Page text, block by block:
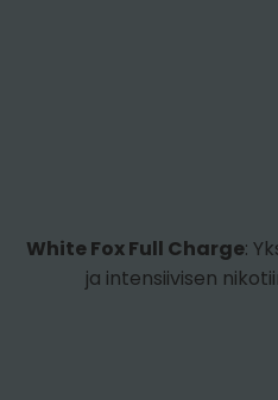
White Fox Full Charge:
ja intensiivisen